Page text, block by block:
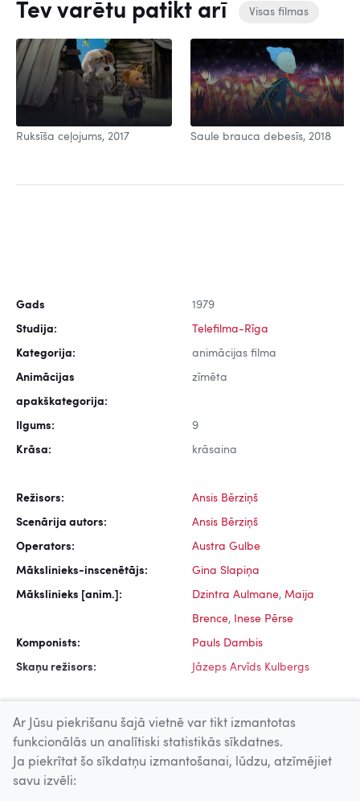
Tev varētu patikt arī Visas filmas
Ruksīša ceļojums, 2017 Saule brauca debesīs, 2018
Gads 1979
Studija: Telefilma-Rīga
Kategorija: animācijas filma
Animācijas
apakškategorija:
zīmēta
Ilgums: 9
Krāsa: krāsaina
Režisors: Ansis Bērziņš
Scenārija autors: Ansis Bērziņš
Operators: Austra Gulbe
Mākslinieks-inscenētājs: Gina Slapiņa
Mākslinieks [anim.]: Dzintra Aulmane, Maija
Brence, Inese Pērse
Komponists: Pauls Dambis
Skaņu režisors: Jāzeps Arvīds Kulbergs
Uz augšu
Ar Jūsu piekrišanu šajā vietnē var tikt izmantotas
funkcionālās un analītiski statistikās sīkdatnes.
Ja piekrītat šo sīkdatņu izmantošanai, lūdzu, atzīmējiet
savu izvēli: